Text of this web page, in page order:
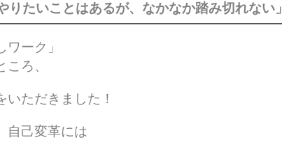
りたいことはあるが、なかなか踏み切れない」
ーク」
ろ、
ただきました！
自己変革には